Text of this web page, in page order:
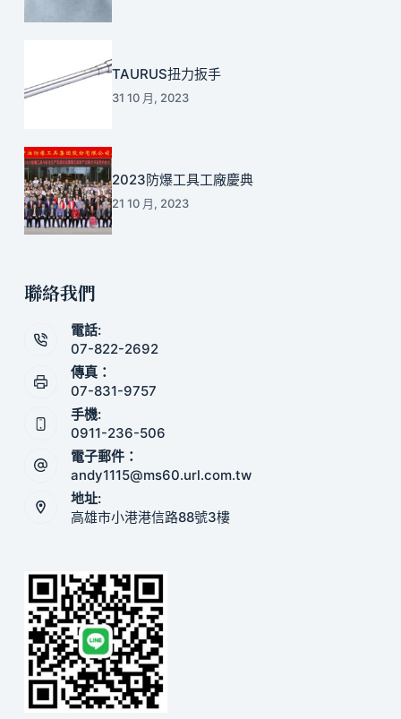
TAURUS扭力扳手
31 10 月, 2023
2023防爆工具工廠慶典
21 10 月, 2023
聯絡我們
電話:
07-822-2692
傳真：
07-831-9757
手機:
0911-236-506
電子郵件：
andy1115@ms60.url.com.tw
地址:
高雄市小港港信路88號3樓